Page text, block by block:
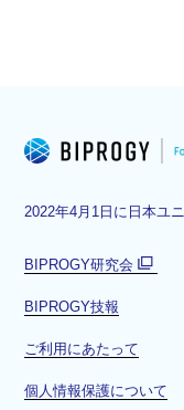
2022年4月1日に日本ユ
BIPROGY研究会
ド
BIPROGY技報
ご利用にあたって
個人情報保護について